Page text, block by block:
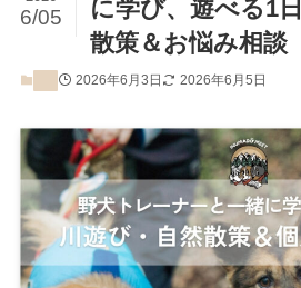
に学び、遊べる1
散策＆お悩み相談
6/05
2026年6月3日 2026年6月5日